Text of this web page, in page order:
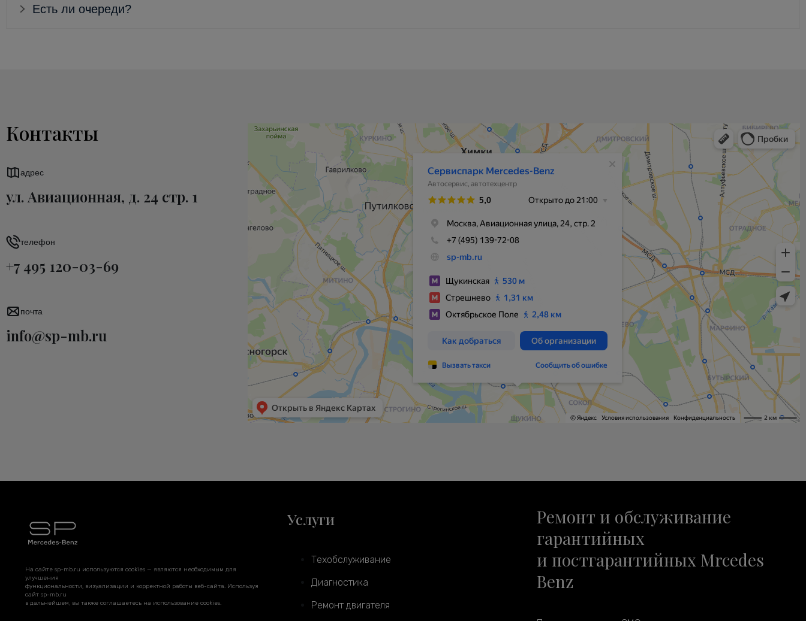
Есть ли очереди?
Контакты
адрес
ул. Авиационная, д. 24 стр. 1
телефон
+7 495 120-03-69
почта
info@sp-mb.ru
На сайте sp-mb.ru используются cookies — являются необходимым для
улучшения
функциональности, визуализации и корректной работы веб-сайта. Используя
сайт sp-mb.ru
в дальнейшем, вы также соглашаетесь на использование cookies.
Услуги
Техобслуживание
Диагностика
Ремонт двигателя
Ремонт и обслуживание
гарантийных
и постгарантийных Mrcedes
Benz